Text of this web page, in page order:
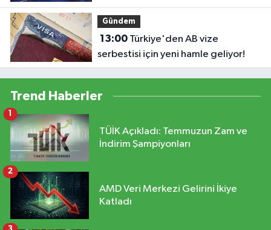
Gündem
13:00Türkiye'den AB vize
serbestisi için yeni hamle geliyor!
Trend Haberler
TÜİK Açıkladı: Temmuzun Zam ve
İndirim Şampiyonları
1
AMD Veri Merkezi Gelirini İkiye
Katladı
2